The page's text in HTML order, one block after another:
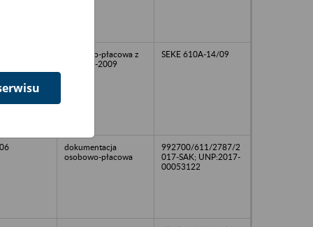
osobowo-płacowa z
lat 2001-2009
SEKE 610A-14/09
dokumentacja
osobowo-płacowa
992700/611/2787/2
017-SAK; UNP:2017-
00053122